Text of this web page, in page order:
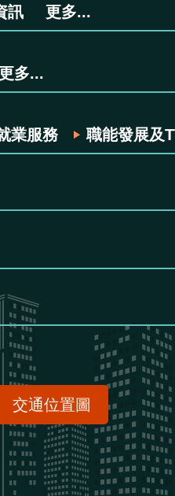
訊 更多...
更多...
業服務 職能發展及
交通位置圖